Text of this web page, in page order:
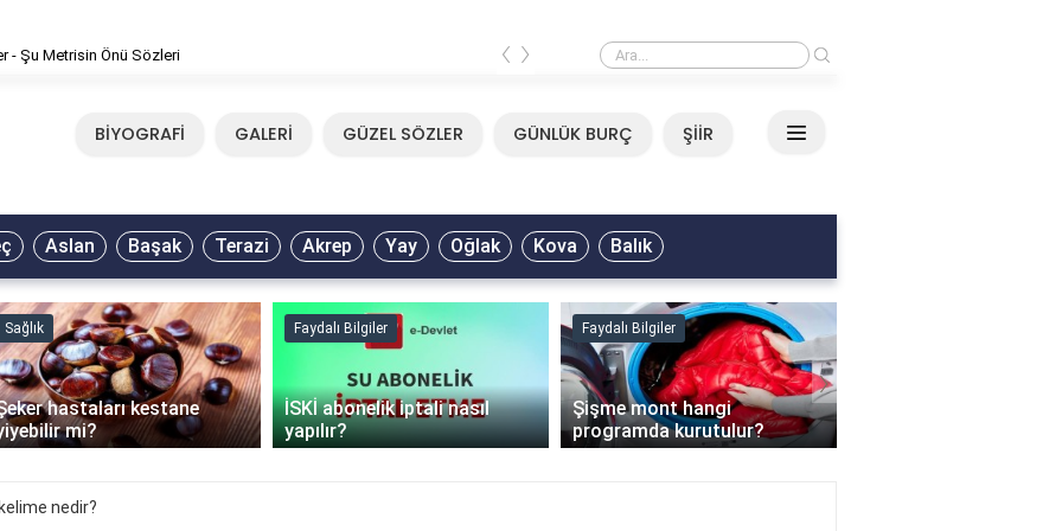
- Şu Metrisin Önü Sözleri Mirkelam - Tavla Sözleri
‹ ›
BİYOGRAFİ GALERİ GÜZEL SÖZLER GÜNLÜK BURÇ ŞİİR
Aslan Başak Terazi Akrep Yay Oğlak Kova Balık
Sağlık
hastaları kestane
mi?
Faydalı Bilgiler
İSKİ abonelik iptali nasıl
yapılır?
Faydalı Bilgiler
Şişme mont hangi
programda kurutulur?
›
nedir?